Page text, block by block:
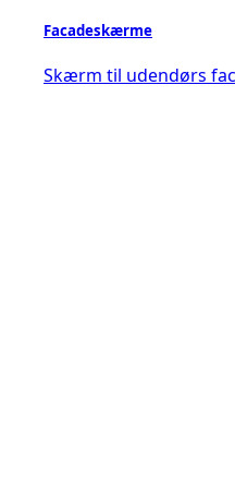
Facadeskærme
Skærm til udendørs